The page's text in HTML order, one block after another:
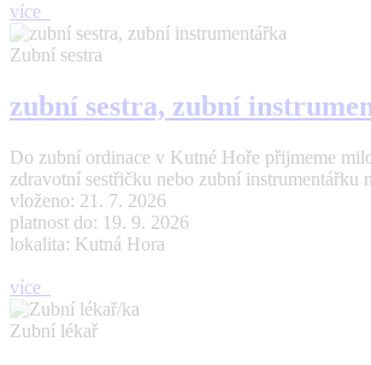
více
Zubní sestra
zubní sestra, zubní
Do zubní ordinace v Kutné Hoře přijmeme
zdravotní sestřičku nebo zubní instrumentářku
vloženo: 21. 7. 2026
platnost do: 19. 9. 2026
lokalita: Kutná Hora
více
Zubní lékař